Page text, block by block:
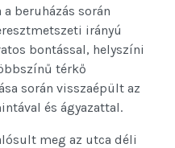
a beruházás során
irányú
bontással, helyszíni
térkő
során visszaépült az
és ágyazattal.
meg az utca déli